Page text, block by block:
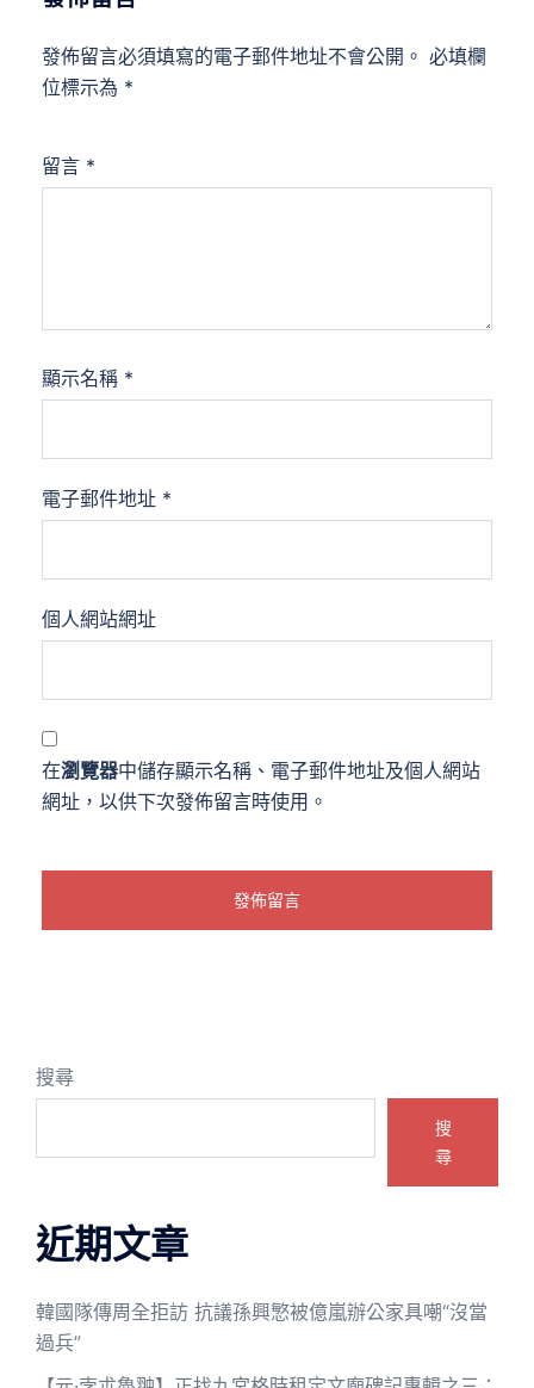
發佈留言必須填寫的電子郵件地址不會公開。 必填欄
位標示為 *
留言 *
顯示名稱 *
電子郵件地址 *
個人網站網址
在瀏覽器中儲存顯示名稱、電子郵件地址及個人網站
網址，以供下次發佈留言時使用。
搜尋
搜
尋
近期文章
韓國隊傳周全拒訪 抗議孫興慜被億嵐辦公家具嘲“沒當
過兵”